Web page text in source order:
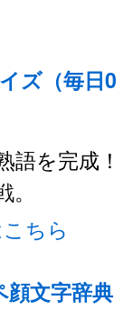
ズ（毎日0
語を完成！
ちら
文字辞典